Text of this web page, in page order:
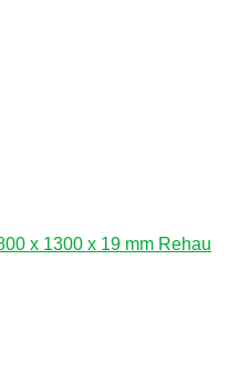
x 1300 x 19 mm Rehau